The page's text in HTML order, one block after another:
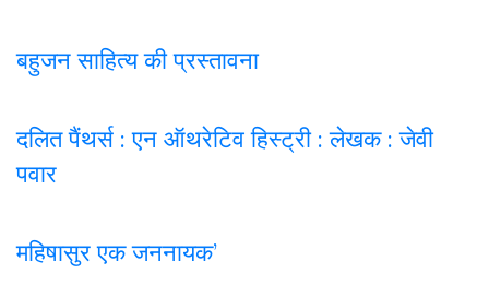
बहुजन साहित्य की प्रस्तावना
दलित पैंथर्स : एन ऑथरेटिव हिस्ट्री : लेखक : जेवी
पवार
महिषासुर एक जननायक’